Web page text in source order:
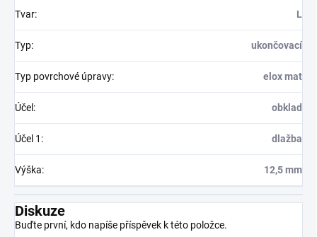
Tvar: L
Typ: ukončovací
Typ povrchové úpravy: elox mat
Účel : obklad
Účel 1 : dlažba
Výška: 12,5 mm
Diskuze
Buďte první, kdo napíše příspěvek k této položce.